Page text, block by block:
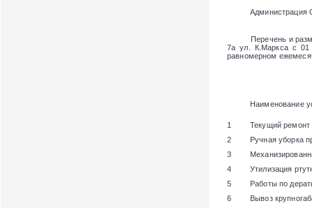
Администрация
Перечень и размер
7а ул. К.Маркса с 01
равномерном
Наименование
1
Текущий ремонт
2
Ручная уборка
3
4
Утилизация
5
Работы по
6
Вывоз